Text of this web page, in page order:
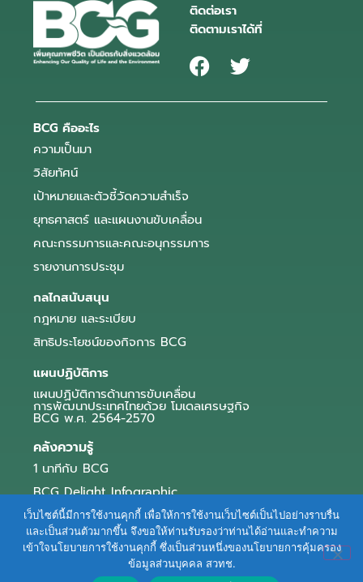
ติดต่อเรา
ติดตามเราได้ที่
BCG คืออะไร
ความเป็นมา
วิสัยทัศน์
เป้าหมายและตัวชี้วัดความสำเร็จ
ยุทธศาสตร์ และแผนงานขับเคลื่อน
คณะกรรมการและคณะอนุกรรมการ
รายงานการประชุม
กลไกสนับสนุน
กฎหมาย และระเบียบ
สิทธิประโยชน์ของกิจการ BCG
แผนปฏิบัติการ
แผนปฏิบัติการด้านการขับเคลื่อน
การพัฒนาประเทศไทยด้วย โมเดลเศรษฐกิจ
BCG พ.ศ. 2564-2570
คลังความรู้
1 นาทีกับ BCG
BCG Delight Infographic
สื่อประชาสัมพันธ์
e-Book Series
ตัวอย่างธุรกิจ BCG
เว็บไซต์นี้มีการใช้งานคุกกี้ เพื่อให้การใช้งานเว็บไซต์เป็นไปอย่างราบรื่น
และเป็นส่วนตัวมากขึ้น จึงขอให้ท่านรับรองว่าท่านได้อ่านและทำความ
เข้าใจนโยบายการใช้งานคุกกี้ ซึ่งเป็นส่วนหนึ่งของนโยบายการคุ้มครอง
ข้อมูลส่วนบุคคล สวทช.